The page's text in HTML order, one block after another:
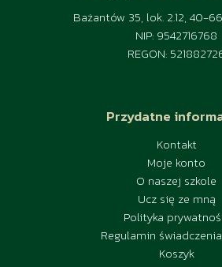
Bażantów 35, lok. 2.12, 40-
NIP: 9542716768
REGON:
Przydatne
Kontakt
Moje konto
O naszej szkole
Ucz się ze mną
Polityka
Regulamin
Koszyk